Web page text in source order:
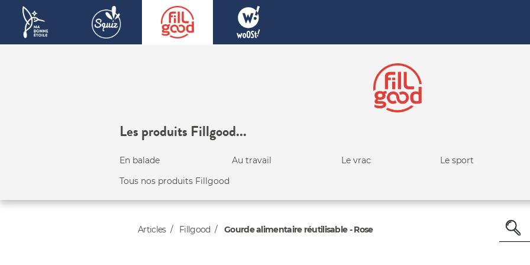
Les produits Fillgood...
En balade Au travail Le vrac
Le sport
Tous nos produits Fillgood
Articles Fillgood Gourde alimentaire réutilisable - Rose